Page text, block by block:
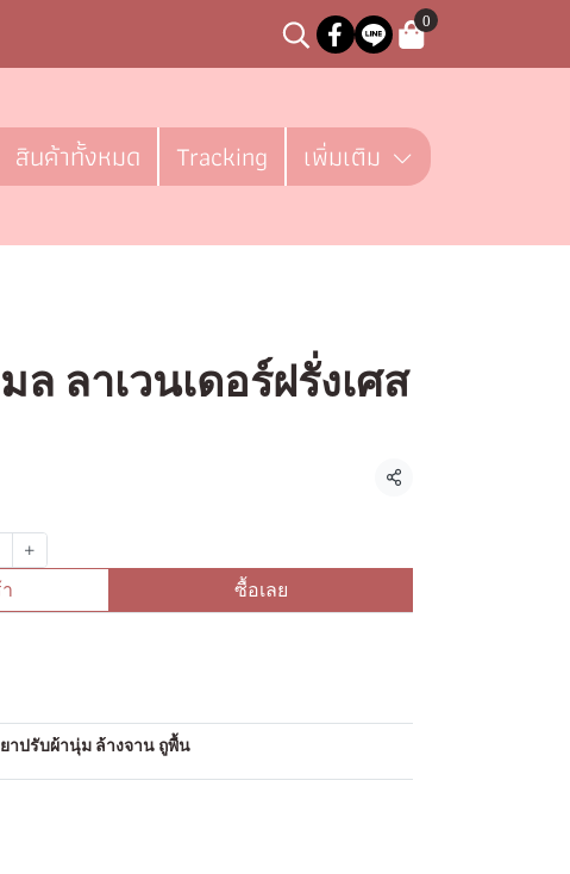
0
สินค้าทั้งหมด Tracking เพิ่มเติม
ลาเวนเดอร์ฝรั่งเศส
แชร์
ซื้อเลย
าปรับผ้านุ่ม ล้างจาน ถูพื้น